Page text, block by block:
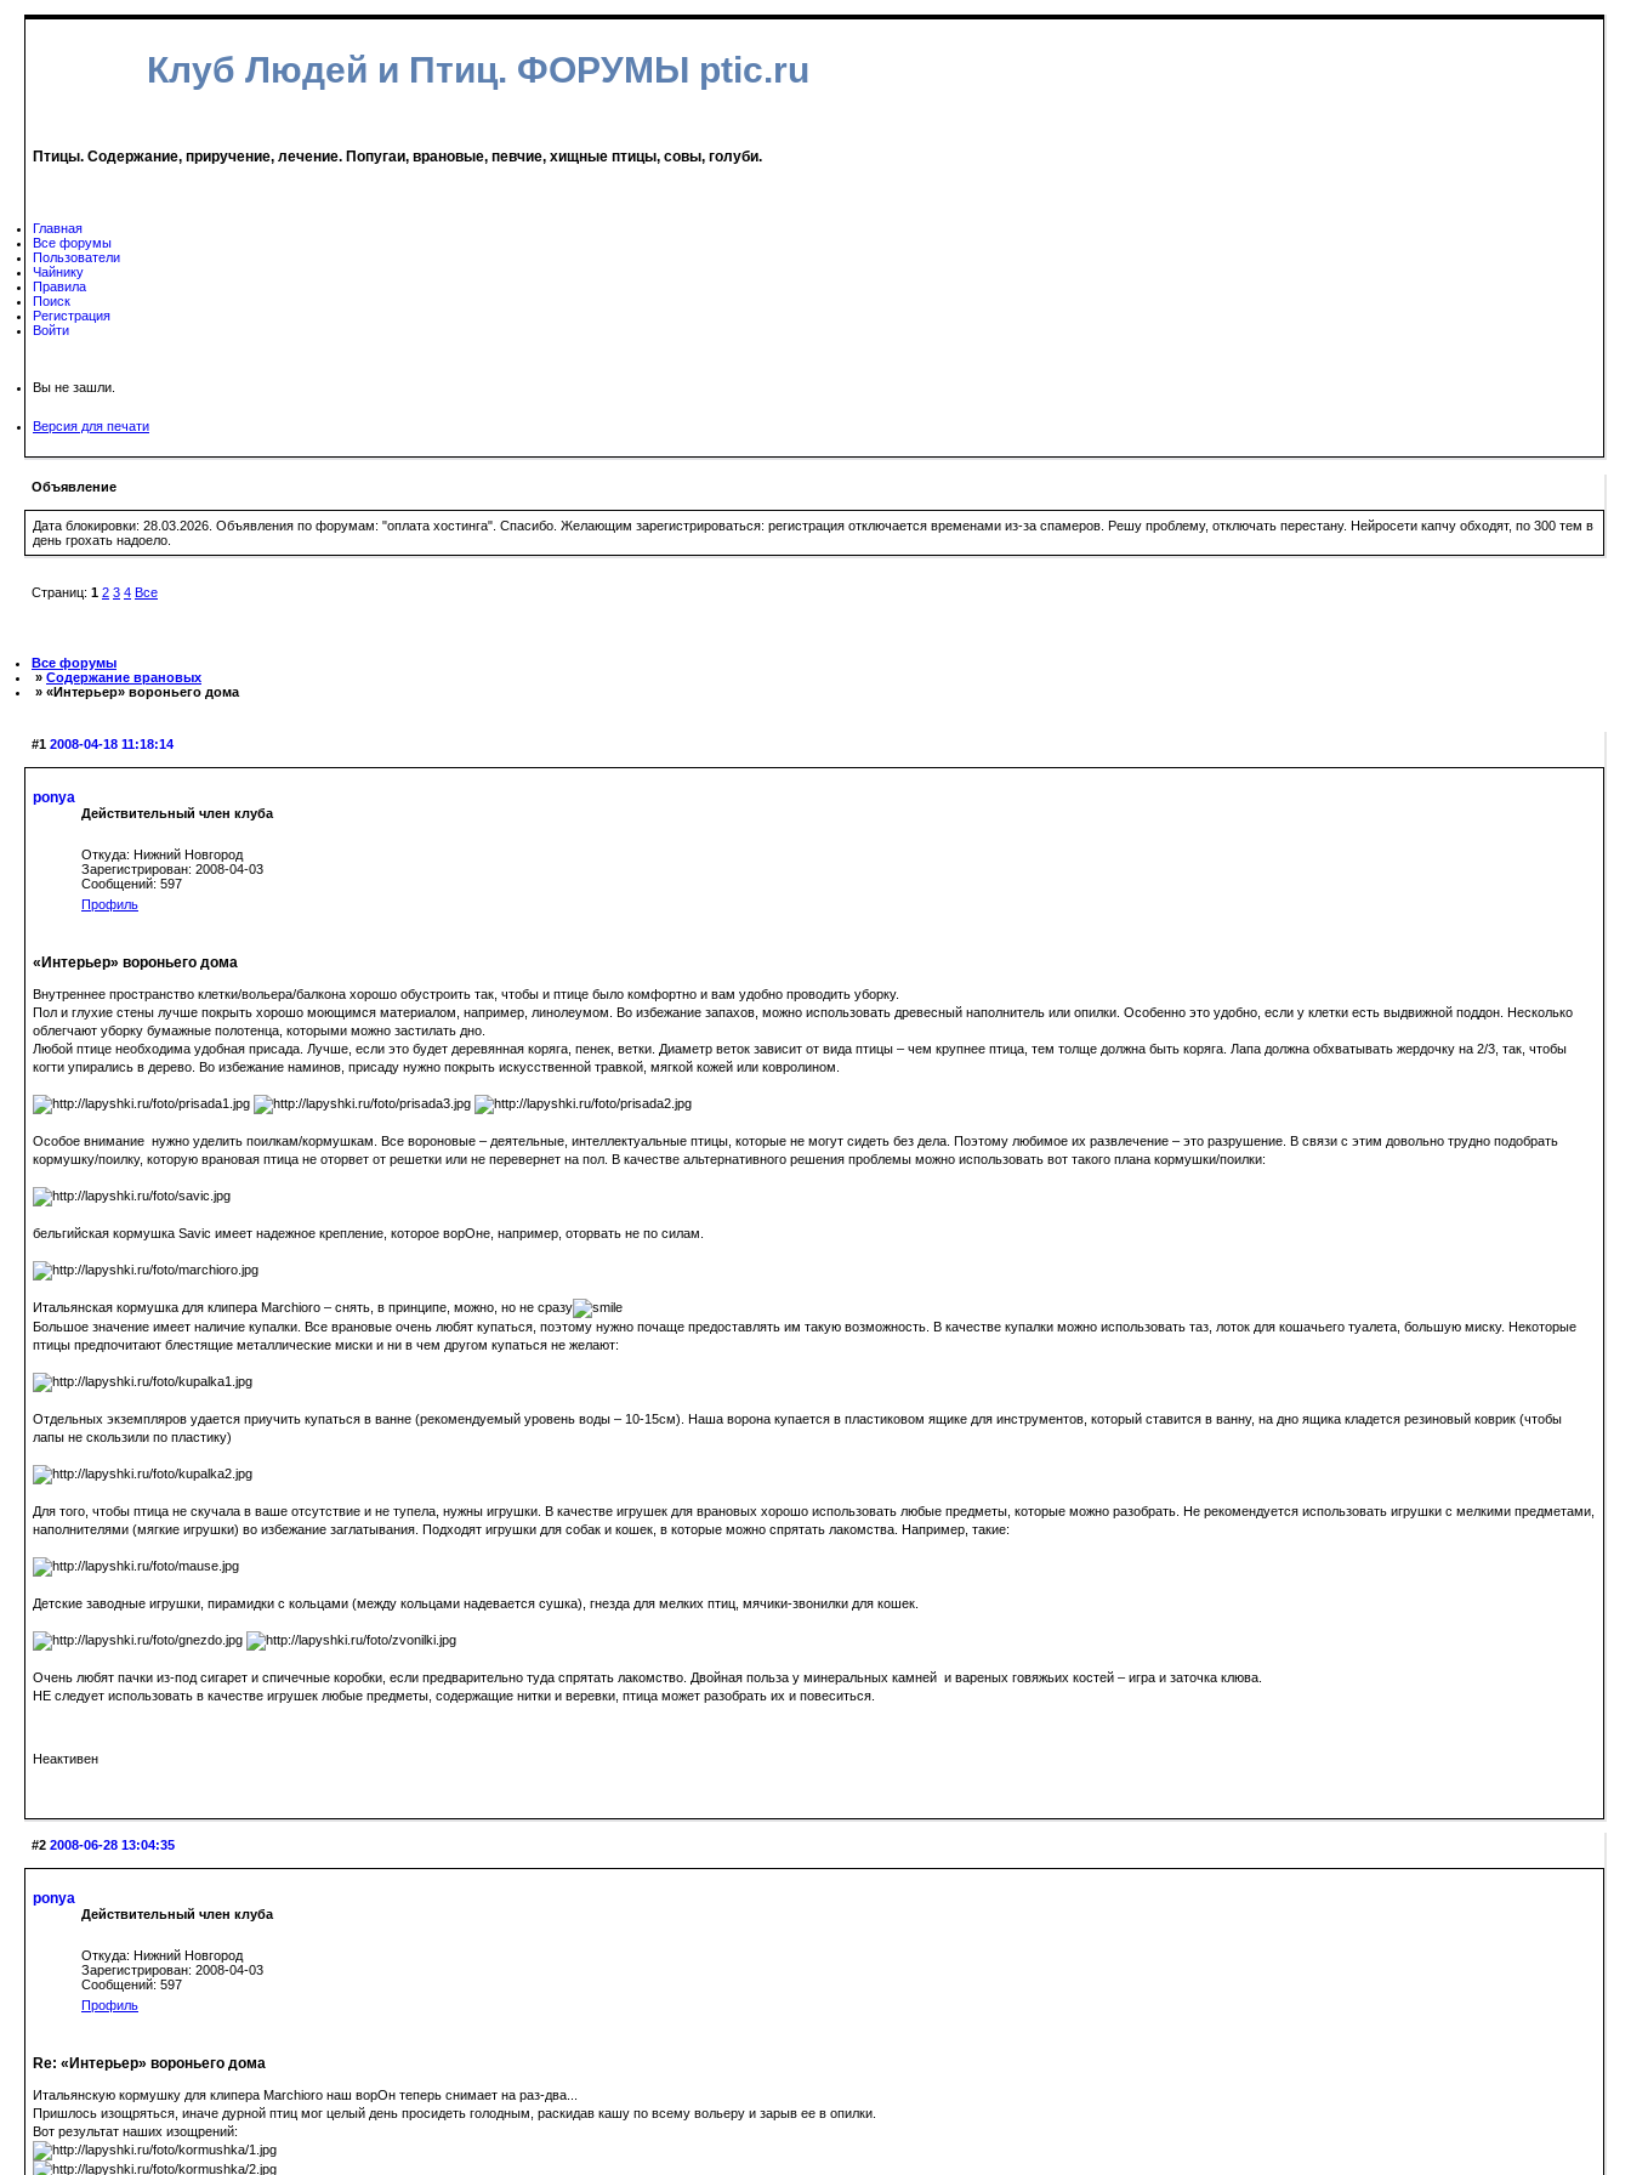
Клуб Людей и Птиц. ФОРУМЫ ptic.ru
Птицы. Содержание, приручение, лечение. Попугаи, врановые, певчие, хищные птицы, совы, голуби.
Главная
Все форумы
Пользователи
Чайнику
Правила
Поиск
Регистрация
Войти
Вы не зашли.
Версия для печати
Объявление
Дата блокировки: 28.03.2026. Объявления по форумам: "оплата хостинга". Спасибо. Желающим зарегистрироваться: регистрация отключается временами из-за спамеров. Решу проблему, отключать перестану. Нейросети капчу обходят, по 300 тем в
день грохать надоело.
Страниц: 1 2 3 4 Все
Все форумы
» Содержание врановых
» «Интерьер» вороньего дома
#1 2008-04-18 11:18:14
ponya
Действительный член клуба
Откуда: Нижний Новгород
Зарегистрирован: 2008-04-03
Сообщений: 597
Профиль
«Интерьер» вороньего дома
Внутреннее пространство клетки/вольера/балкона хорошо обустроить так, чтобы и птице было комфортно и вам удобно проводить уборку.
Пол и глухие стены лучше покрыть хорошо моющимся материалом, например, линолеумом. Во избежание запахов, можно использовать древесный наполнитель или опилки. Особенно это удобно, если у клетки есть выдвижной поддон. Несколько
облегчают уборку бумажные полотенца, которыми можно застилать дно.
Любой птице необходима удобная присада. Лучше, если это будет деревянная коряга, пенек, ветки. Диаметр веток зависит от вида птицы – чем крупнее птица, тем толще должна быть коряга. Лапа должна обхватывать жердочку на 2/3, так, чтобы
когти упирались в дерево. Во избежание наминов, присаду нужно покрыть искусственной травкой, мягкой кожей или ковролином.
Особое внимание нужно уделить поилкам/кормушкам. Все вороновые – деятельные, интеллектуальные птицы, которые не могут сидеть без дела. Поэтому любимое их развлечение – это разрушение. В связи с этим довольно трудно подобрать
кормушку/поилку, которую врановая птица не оторвет от решетки или не перевернет на пол. В качестве альтернативного решения проблемы можно использовать вот такого плана кормушки/поилки:
бельгийская кормушка Savic имеет надежное крепление, которое ворОне, например, оторвать не по силам.
Итальянская кормушка для клипера Marchioro – снять, в принципе, можно, но не сразу
Большое значение имеет наличие купалки. Все врановые очень любят купаться, поэтому нужно почаще предоставлять им такую возможность. В качестве купалки можно использовать таз, лоток для кошачьего туалета, большую миску. Некоторые
птицы предпочитают блестящие металлические миски и ни в чем другом купаться не желают:
Отдельных экземпляров удается приучить купаться в ванне (рекомендуемый уровень воды – 10-15см). Наша ворона купается в пластиковом ящике для инструментов, который ставится в ванну, на дно ящика кладется резиновый коврик (чтобы
лапы не скользили по пластику)
Для того, чтобы птица не скучала в ваше отсутствие и не тупела, нужны игрушки. В качестве игрушек для врановых хорошо использовать любые предметы, которые можно разобрать. Не рекомендуется использовать игрушки с мелкими предметами,
наполнителями (мягкие игрушки) во избежание заглатывания. Подходят игрушки для собак и кошек, в которые можно спрятать лакомства. Например, такие:
Детские заводные игрушки, пирамидки с кольцами (между кольцами надевается сушка), гнезда для мелких птиц, мячики-звонилки для кошек.
Очень любят пачки из-под сигарет и спичечные коробки, если предварительно туда спрятать лакомство. Двойная польза у минеральных камней и вареных говяжьих костей – игра и заточка клюва.
НЕ следует использовать в качестве игрушек любые предметы, содержащие нитки и веревки, птица может разобрать их и повеситься.
Неактивен
#2 2008-06-28 13:04:35
ponya
Действительный член клуба
Откуда: Нижний Новгород
Зарегистрирован: 2008-04-03
Сообщений: 597
Профиль
Re: «Интерьер» вороньего дома
Итальянскую кормушку для клипера Marchioro наш ворОн теперь снимает на раз-два...
Пришлось изощряться, иначе дурной птиц мог целый день просидеть голодным, раскидав кашу по всему вольеру и зарыв ее в опилки.
Вот результат наших изощрений: